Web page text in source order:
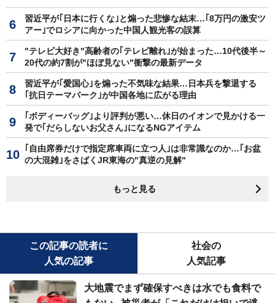
習近平が｢日本に行くな｣と煽った悲惨な結末…｢8万円の激安ツ
アー｣でロシアに向かった中国人観光客の誤算
"テレビ大好き"高齢者の｢テレビ離れ｣が始まった…10代後半～
20代の約7割が"ほぼ見ない"衝撃の最新データ
習近平が｢愛国心｣を煽った不気味な結果…日本兵を撃退する
｢抗日テーマパーク｣が中国各地に広がる理由
｢ボディーバッグ｣より評判が悪い…休日のイオンで見かける一
発で｢だらしないお父さん｣になるNGアイテム
｢自由席券だけで指定席車両に立つ人｣は非常識なのか…｢お盆
の大混雑｣をさばくJR東海の"真逆の見解"
もっと見る
この記事の読者に
人気の記事
社会の
人気記事
大地震でまず確保すべきは水でも食料で